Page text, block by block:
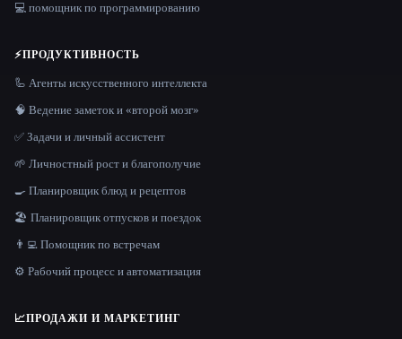
💻 помощник по программированию
⚡ПРОДУКТИВНОСТЬ
🦾 Агенты искусственного интеллекта
🧠 Ведение заметок и «второй мозг»
✅ Задачи и личный ассистент
🌱 Личностный рост и благополучие
🍳 Планировщик блюд и рецептов
🏖 Планировщик отпусков и поездок
👨‍💻 Помощник по встречам
⚙️ Рабочий процесс и автоматизация
📈ПРОДАЖИ И МАРКЕТИНГ